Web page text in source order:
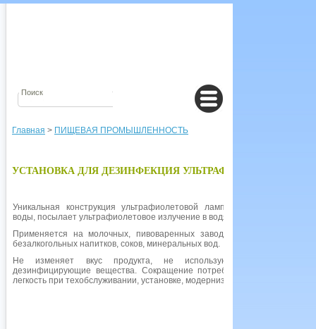
Главная > ПИЩЕВАЯ ПРОМЫШЛЕННОСТЬ
УСТАНОВКА ДЛЯ ДЕЗИНФЕКЦИЯ УЛЬТРАФИОЛЕТОВЫМИ
Уникальная конструкция ультрафиолетовой лампы, размещенной вне
воды, посылает ультрафиолетовое излучение в водяной поток.
Применяется на молочных, пивоваренных заводах, при производстве
безалкогольных напитков, соков, минеральных вод.
Не изменяет вкус продукта, не используются химические и
дезинфицирующие вещества. Сокращение потребления электричества,
легкость при техобслуживании, установке, модернизации.